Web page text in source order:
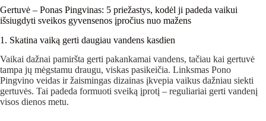
Gertuvė – Ponas Pingvinas: 5 priežastys, kodėl ji padeda vaikui
išsiugdyti sveikos gyvensenos įpročius nuo mažens
1. Skatina vaiką gerti daugiau vandens kasdien
Vaikai dažnai pamiršta gerti pakankamai vandens, tačiau kai gertuvė
tampa jų mėgstamu draugu, viskas pasikeičia. Linksmas Pono
Pingvino veidas ir žaismingas dizainas įkvepia vaikus dažniau siekti
gertuvės. Tai padeda formuoti sveiką įprotį – reguliariai gerti vandenį
visos dienos metu.